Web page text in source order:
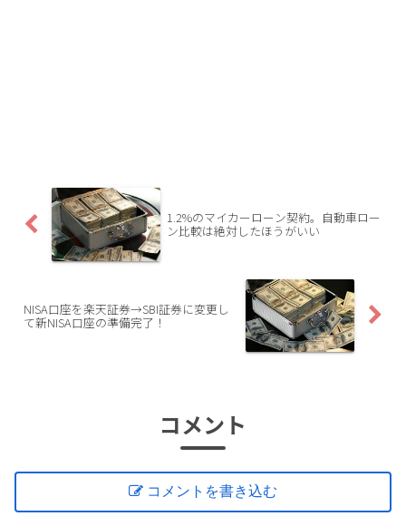
1.2%のマイカーローン契約。自動車ロー
ン比較は絶対したほうがいい
NISA口座を楽天証券→SBI証券に変更し
て新NISA口座の準備完了！
コメント
コメントを書き込む